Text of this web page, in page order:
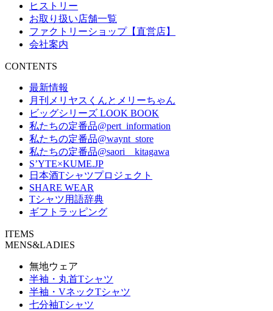
ヒストリー
お取り扱い店舗一覧
ファクトリーショップ【直営店】
会社案内
CONTENTS
最新情報
月刊メリヤスくんとメリーちゃん
ビッグシリーズ LOOK BOOK
私たちの定番品@pert_information
私たちの定番品@waynt_store
私たちの定番品@saori__kitagawa
S’YTE×KUME.JP
日本酒Tシャツプロジェクト
SHARE WEAR
Tシャツ用語辞典
ギフトラッピング
ITEMS
MENS&LADIES
無地ウェア
半袖・丸首Tシャツ
半袖・VネックTシャツ
七分袖Tシャツ